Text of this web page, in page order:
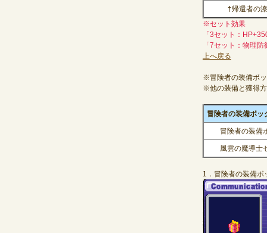
†帰還者の
※セット効果
「3セット：
「7セット：物理
上へ戻る
※冒険者の装備ボ
※他の装備と獲得
冒険者の装備ボ
冒険者の装備
風雲の魔導士
1．冒険者の装備ボ